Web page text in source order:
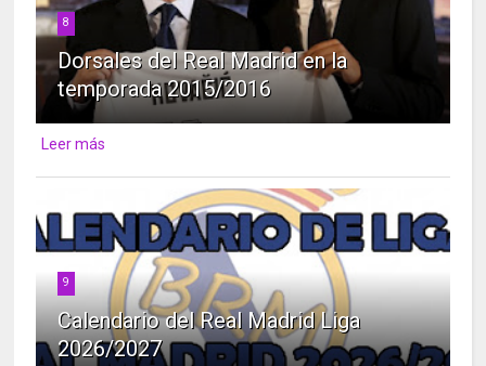
8
Dorsales del Real Madrid en la
temporada 2015/2016
Leer más
9
Calendario del Real Madrid Liga
2026/2027